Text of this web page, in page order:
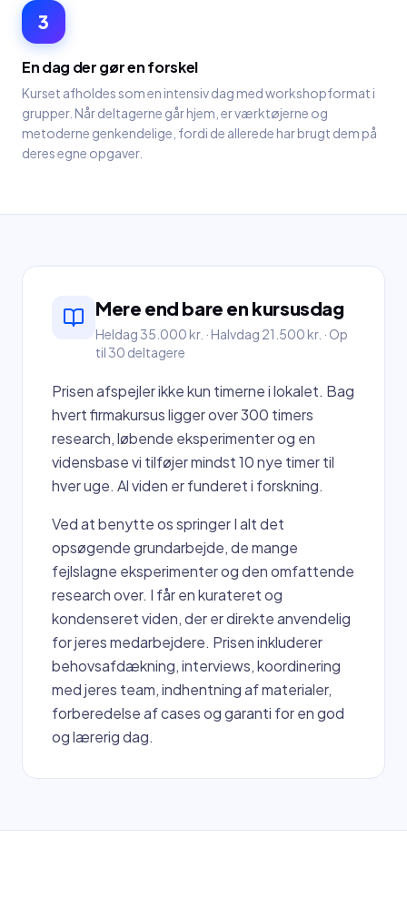
3
En dag der gør en forskel
Kurset afholdes som en intensiv dag med workshopformat i
grupper. Når deltagerne går hjem, er værktøjerne og
metoderne genkendelige, fordi de allerede har brugt dem på
deres egne opgaver.
Mere end bare en kursusdag
Heldag 35.000 kr. · Halvdag 21.500 kr. · Op
til 30 deltagere
Prisen afspejler ikke kun timerne i lokalet. Bag
hvert firmakursus ligger over 300 timers
research, løbende eksperimenter og en
vidensbase vi tilføjer mindst 10 nye timer til
hver uge. Al viden er funderet i forskning.
Ved at benytte os springer I alt det
opsøgende grundarbejde, de mange
fejlslagne eksperimenter og den omfattende
research over. I får en kurateret og
kondenseret viden, der er direkte anvendelig
for jeres medarbejdere. Prisen inkluderer
behovsafdækning, interviews, koordinering
med jeres team, indhentning af materialer,
forberedelse af cases og garanti for en god
og lærerig dag.